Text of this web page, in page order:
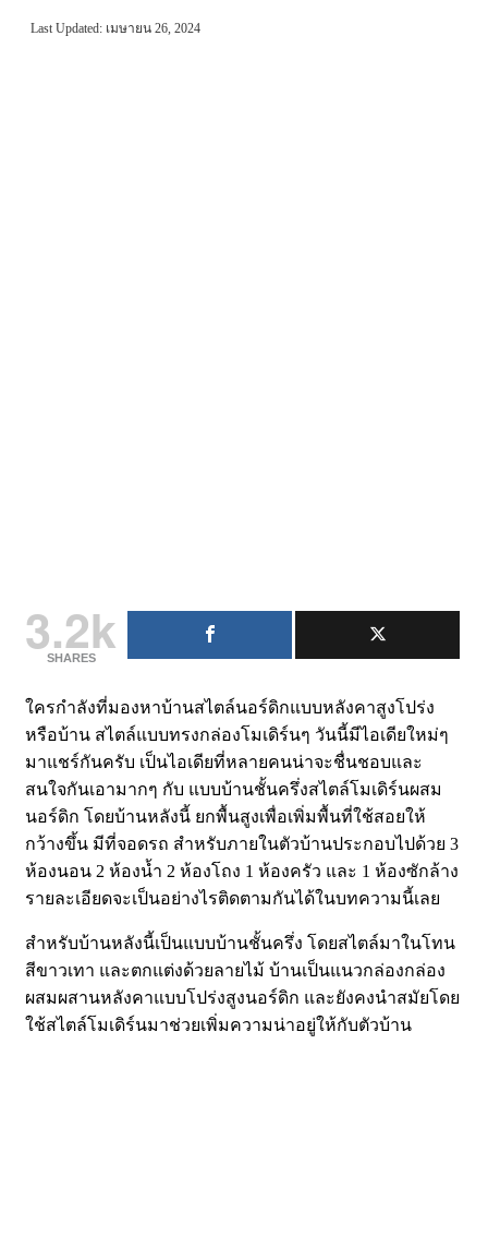
Last Updated: เมษายน 26, 2024
3.2k
SHARES
ใครกำลังที่มองหาบ้านสไตล์นอร์ดิกแบบหลังคาสูงโปร่ง
หรือบ้าน สไตล์แบบทรงกล่องโมเดิร์นๆ วันนี้มีไอเดียใหม่ๆ
มาแชร์กันครับ เป็นไอเดียที่หลายคนน่าจะชื่นชอบและ
สนใจกันเอามากๆ กับ แบบบ้านชั้นครึ่งสไตล์โมเดิร์นผสม
นอร์ดิก โดยบ้านหลังนี้ ยกพื้นสูงเพื่อเพิ่มพื้นที่ใช้สอยให้
กว้างขึ้น มีที่จอดรถ สำหรับภายในตัวบ้านประกอบไปด้วย 3
ห้องนอน 2 ห้องน้ำ 2 ห้องโถง 1 ห้องครัว และ 1 ห้องซักล้าง
รายละเอียดจะเป็นอย่างไรติดตามกันได้ในบทความนี้เลย
สำหรับบ้านหลังนี้เป็นแบบบ้านชั้นครึ่ง โดยสไตล์มาในโทน
สีขาวเทา และตกแต่งด้วยลายไม้ บ้านเป็นแนวกล่องกล่อง
ผสมผสานหลังคาแบบโปร่งสูงนอร์ดิก และยังคงนำสมัยโดย
ใช้สไตล์โมเดิร์นมาช่วยเพิ่มความน่าอยู่ให้กับตัวบ้าน